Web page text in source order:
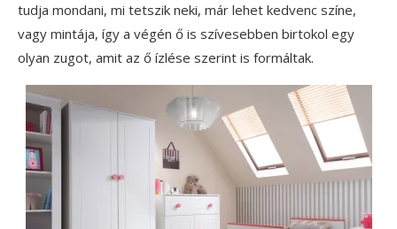
tudja mondani, mi tetszik neki, már lehet kedvenc színe,
vagy mintája, így a végén ő is szívesebben birtokol egy
olyan zugot, amit az ő ízlése szerint is formáltak.